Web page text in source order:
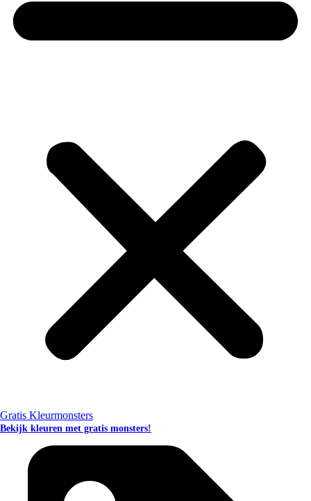
Gratis Kleurmonsters
Bekijk kleuren met gratis monsters!